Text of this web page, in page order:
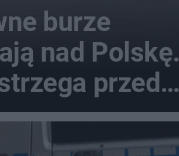
burze
nad Polskę.
przed
i gradem